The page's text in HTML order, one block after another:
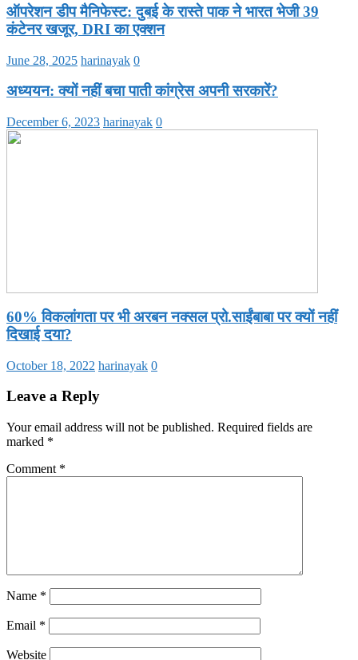
ऑपरेशन डीप मैनिफेस्ट: दुबई के रास्ते पाक ने भारत भेजी 39
कंटेनर खजूर, DRI का एक्शन
June 28, 2025 harinayak 0
अध्ययन: क्यों नहीं बचा पाती कांग्रेस अपनी सरकारें?
December 6, 2023 harinayak 0
60% विकलांगता पर भी अरबन नक्सल प्रो.साईंबाबा पर क्यों नहीं
दिखाई दया?
October 18, 2022 harinayak 0
Leave a Reply
Your email address will not be published. Required fields are
marked *
Comment *
Name *
Email *
Website